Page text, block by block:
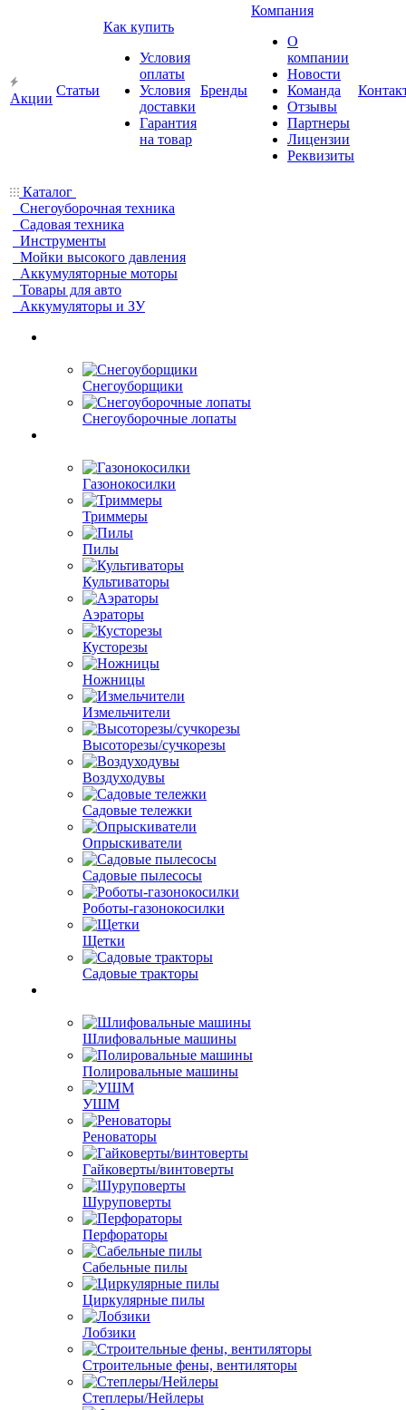
Акции
Статьи
Как купить
Условия
оплаты
Условия
доставки
Гарантия
на товар
Бренды
Компания
О
компании
Новости
Команда
Отзывы
Партнеры
Лицензии
Реквизиты
Каталог
Снегоуборочная техника
Садовая техника
Инструменты
Мойки высокого давления
Аккумуляторные моторы
Товары для авто
Аккумуляторы и ЗУ
Снегоуборщики
Снегоуборочные лопаты
Газонокосилки
Триммеры
Пилы
Культиваторы
Аэраторы
Кусторезы
Ножницы
Измельчители
Высоторезы/сучкорезы
Воздуходувы
Садовые тележки
Опрыскиватели
Садовые пылесосы
Роботы-газонокосилки
Щетки
Садовые тракторы
Шлифовальные машины
Полировальные машины
УШМ
Реноваторы
Гайковерты/винтоверты
Шуруповерты
Перфораторы
Сабельные пилы
Циркулярные пилы
Лобзики
Строительные фены, вентиляторы
Степлеры/Нейлеры